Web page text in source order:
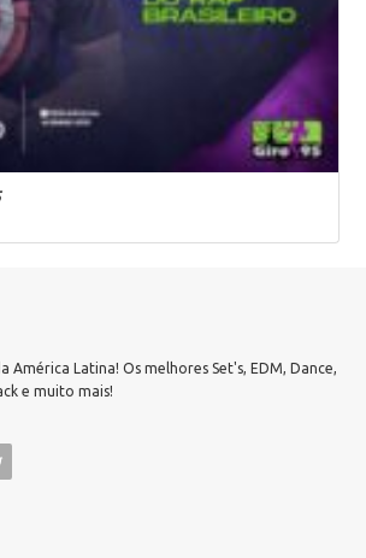
América Latina! Os melhores Set's, EDM, Dance,
e muito mais!